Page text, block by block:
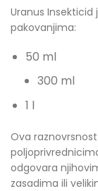
Uranus
pakovanjima:
50 ml
300 ml
1 l
Ova
odgovara
zasadima ili